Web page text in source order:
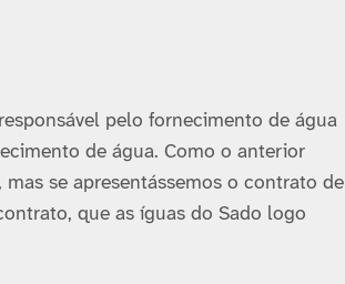
pelo fornecimento de água
de água. Como o anterior
se apresentássemos o contrato de
que as íguas do Sado logo